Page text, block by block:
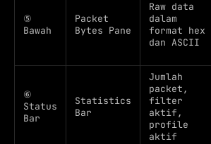
⑤
Bawah
Packet
Bytes Pane
Raw data
dalam
format hex
dan ASCII
⑥
Status
Bar
Statistics
Bar
Jumlah
packet,
filter
aktif,
profile
aktif